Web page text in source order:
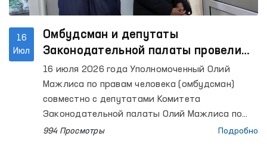
16
Июл
Омбудсман и депутаты
Законодательной палаты провели
мониторинг ряда закрытых
учреждений в Ташкенте
16 июля 2026 года Уполномоченный Олий
Мажлиса по правам человека (омбудсман)
совместно с депутатами Комитета
Законодательной палаты Олий Мажлиса по
международным делам, вопросам обороны и
994 Просмотры Подробно